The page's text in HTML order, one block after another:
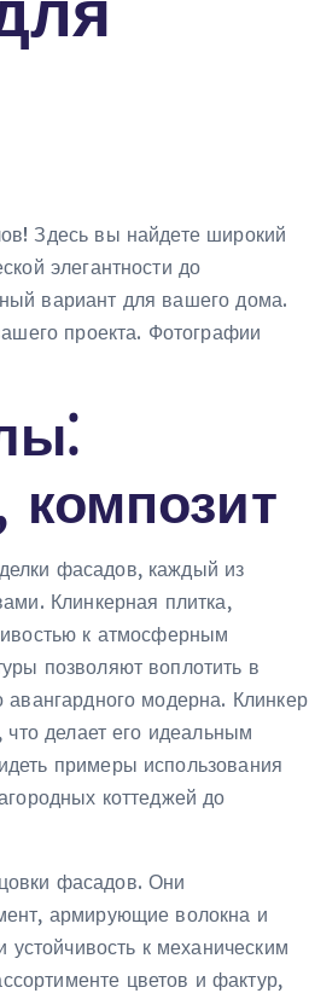
Здесь вы найдете широкий
элегантности до
вариант для вашего дома.
проекта. Фотографии
фасадов, каждый из
Клинкерная плитка,
к атмосферным
позволяют воплотить в
модерна. Клинкер
делает его идеальным
примеры использования
коттеджей до
фасадов. Они
армирующие волокна и
устойчивость к механическим
цветов и фактур,